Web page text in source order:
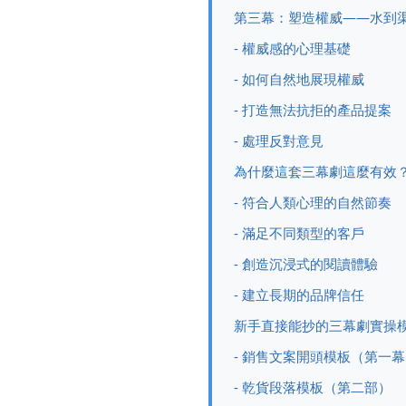
第三幕：塑造權威——水到
- 權威感的心理基礎
- 如何自然地展現權威
- 打造無法抗拒的產品提案
- 處理反對意見
為什麼這套三幕劇這麼有效？
- 符合人類心理的自然節奏
- 滿足不同類型的客戶
- 創造沉浸式的閱讀體驗
- 建立長期的品牌信任
新手直接能抄的三幕劇實操
- 銷售文案開頭模板（第一幕
- 乾貨段落模板（第二部）